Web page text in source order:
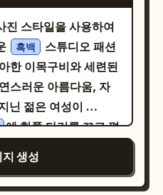
牌产品矩阵”. 음식 사
포함된 5개의 세로형
: 야생 버섯 훠궈 1개,
, 돌솥 치킨/밥 요리 1
채로운 밥/면 요리 1
국어 요리 라벨과 짧은
는 나무 기둥, 등불, 직
따뜻한 레스토랑 인
일한 프레이밍 구조를
은 이미지 가장자리
야 하며, 일관되지 않
니다. 그릇은 4분할
걸쳐 하나의 럭셔리 디
되어야 합니다. 파인
계에서 일관된 디스플
, 시각적 질서와 프리
지해야 합니다. 각 패
빙 그릇을 일관된 상단
. 우측 상단에는 작은
Das” 표기. 하단 중
“Italy served hot.”
진 스타일을 사용하여
흑백
스튜디오 패션
한 이목구비와 세련된
스러운 아름다움, 자
닌 젊은 여성이
에 한쪽 다리를 꼬고 편
츠, 검은색 부츠, 미니
프리미엄 오버사이즈
생성